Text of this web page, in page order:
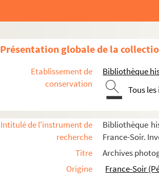
Présentation globale de la
Etablissement de
conservation
Bibliothèque
Tous
Intitulé de l'instrument de
recherche
Bibliothèque
France-Soir.
Titre
Archives
Origine
France-Soir
FSE-006255. Arias Sánchez, Oscar
Aquino, Cory
FSC-001995. Aristide, Jean-Bertrand
FSE-006259. Aubert, Pierre
FSE-006260. Badinter, Robert
Balladur, Edouard